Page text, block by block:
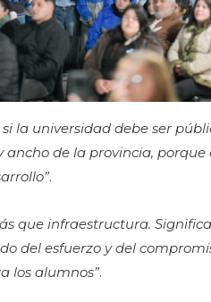
la universidad debe ser
de la provincia, porque
.
que infraestructura.
del esfuerzo y del
los alumnos”.